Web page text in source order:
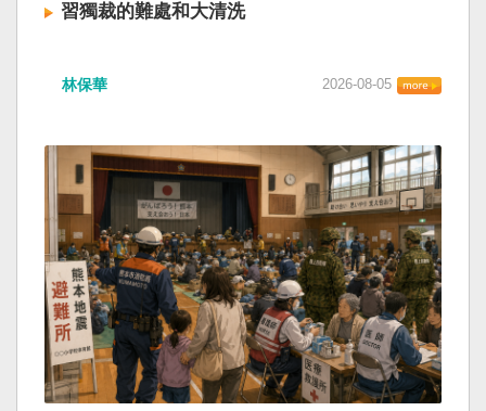
習獨裁的難處和大清洗
林保華 2026-08-05